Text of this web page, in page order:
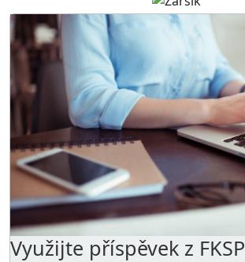
Využijte příspěvek z FKSP